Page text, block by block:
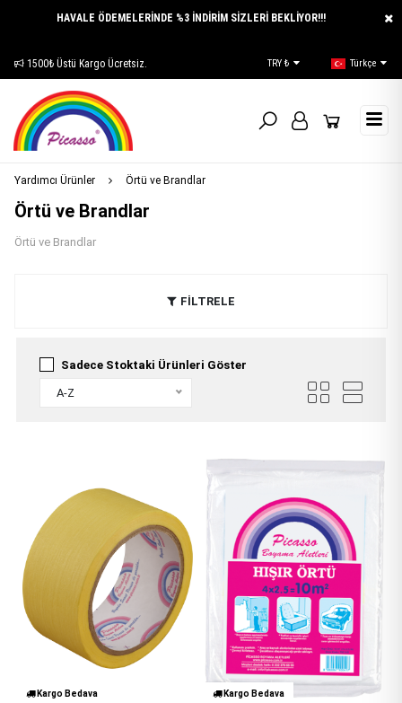
HAVALE ÖDEMELERİNDE %3 İNDİRİM SİZLERİ BEKLİYOR!!!
1500₺ Üstü Kargo Ücretsiz. TRY ₺ Türkçe
Yardımcı Ürünler Örtü ve Brandlar
Örtü ve Brandlar
Örtü ve Brandlar
FİLTRELE
Sadece Stoktaki Ürünleri Göster
A-Z
Kargo Bedava Kargo Bedava